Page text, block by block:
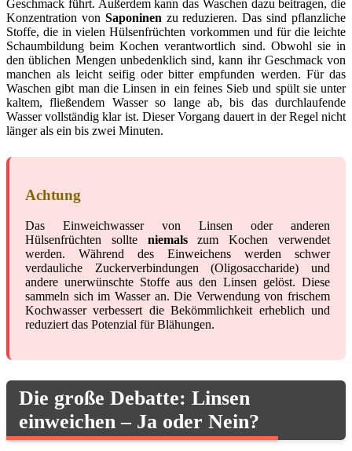
Geschmack führt. Außerdem kann das Waschen dazu beitragen, die
Konzentration von Saponinen zu reduzieren. Das sind pflanzliche
Stoffe, die in vielen Hülsenfrüchten vorkommen und für die leichte
Schaumbildung beim Kochen verantwortlich sind. Obwohl sie in
den üblichen Mengen unbedenklich sind, kann ihr Geschmack von
manchen als leicht seifig oder bitter empfunden werden. Für das
Waschen gibt man die Linsen in ein feines Sieb und spült sie unter
kaltem, fließendem Wasser so lange ab, bis das durchlaufende
Wasser vollständig klar ist. Dieser Vorgang dauert in der Regel nicht
länger als ein bis zwei Minuten.
Achtung
Das Einweichwasser von Linsen oder anderen
Hülsenfrüchten sollte niemalszum Kochen verwendet
werden. Während des Einweichens werden schwer
verdauliche Zuckerverbindungen (Oligosaccharide) und
andere unerwünschte Stoffe aus den Linsen gelöst. Diese
sammeln sich im Wasser an. Die Verwendung von frischem
Kochwasser verbessert die Bekömmlichkeit erheblich und
reduziert das Potenzial für Blähungen.
Die große Debatte: Linsen
einweichen – Ja oder Nein?